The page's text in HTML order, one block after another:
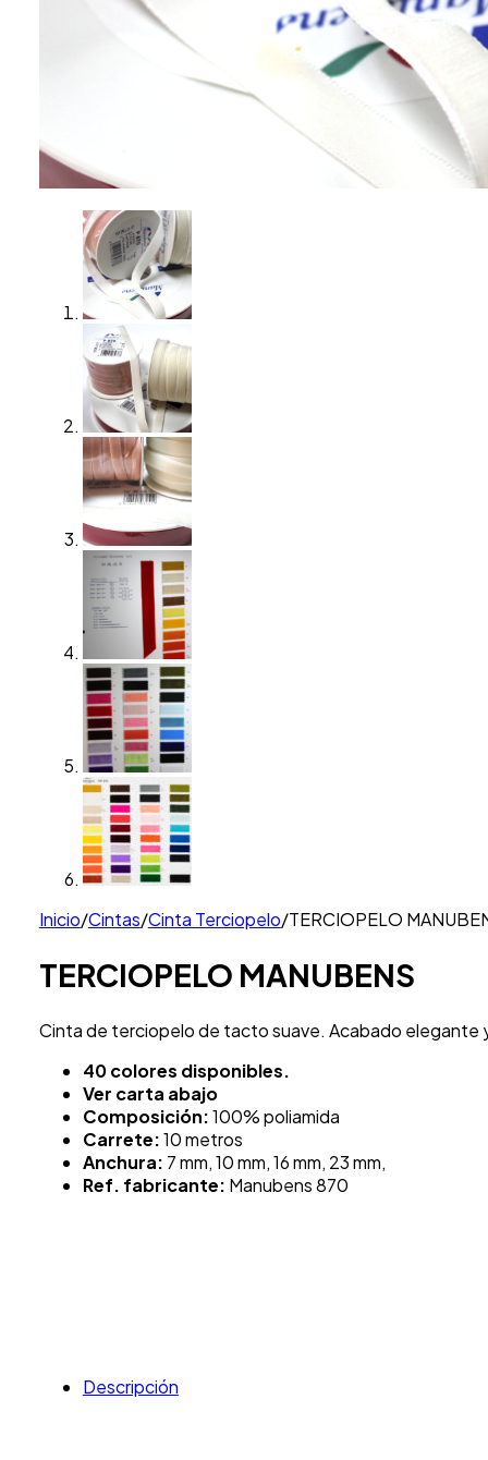
Inicio/Cintas/Cinta Terciopelo/TERCIOPELO
TERCIOPELO MANUBENS
Cinta de terciopelo de tacto suave. Acabado elegante
40 colores disponibles.
Ver carta abajo
Composición:100% poliamida
Carrete:10 metros
Anchura: 7 mm, 10 mm, 16 mm, 23 mm,
Ref. fabricante: Manubens 870
Descripción